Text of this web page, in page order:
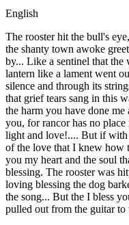
English
The rooster hit the bull's
the shanty town awoke
by... Like a sentinel that the
lantern like a lament went
silence and through its
that grief tears sang in this
the harm you have done me
you, for rancor has no
light and love!.... But if with
of the love that I knew how
you my heart and the soul
blessing. The rooster was
loving blessing the dog
the song... But the I bless
pulled out from the guitar to